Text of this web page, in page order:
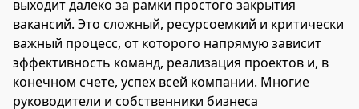
выходит далеко за рамки простого закрытия
вакансий. Это сложный, ресурсоемкий и критически
важный процесс, от которого напрямую зависит
эффективность команд, реализация проектов и, в
конечном счете, успех всей компании. Многие
руководители и собственники бизнеса